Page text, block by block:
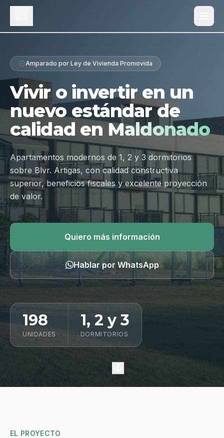
Proyecto
Diferenciales
Tipologías
Galería
Ubicación
Contacto
Hablar por WhatsApp
Amparado por Ley de Vivienda Promovida
Vivir o invertir en un
nuevo estándar de
calidad en Maldonado
Apartamentos modernos de 1, 2 y 3 dormitorios
sobre Blvr. Artigas, con calidad constructiva
superior, beneficios fiscales y excelente proyección
de valor.
Quiero más información
Hablar por WhatsApp
198
UNIDADES
1, 2 y 3
DORMITORIOS
EL PROYECTO